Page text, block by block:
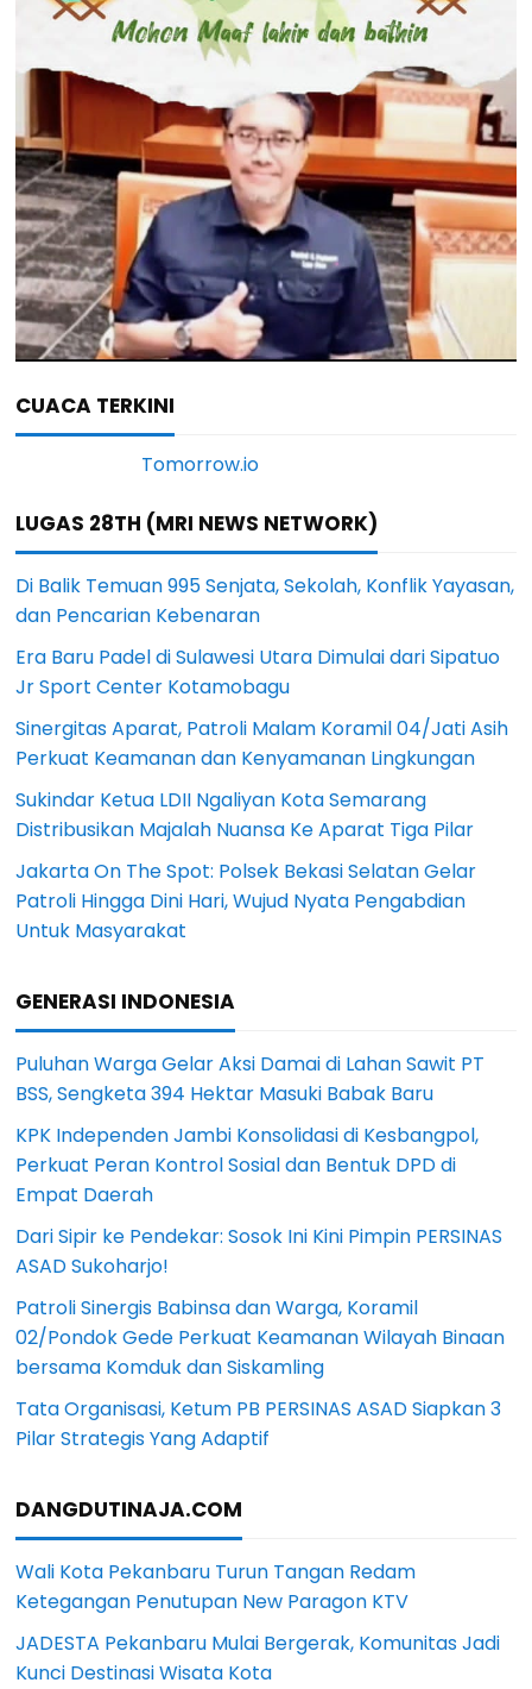
CUACA TERKINI
LUGAS 28TH (MRI NEWS NETWORK)
Di Balik Temuan 995 Senjata, Sekolah, Konflik Yayasan,
dan Pencarian Kebenaran
Era Baru Padel di Sulawesi Utara Dimulai dari Sipatuo
Jr Sport Center Kotamobagu
Sinergitas Aparat, Patroli Malam Koramil 04/Jati Asih
Perkuat Keamanan dan Kenyamanan Lingkungan
Sukindar Ketua LDII Ngaliyan Kota Semarang
Distribusikan Majalah Nuansa Ke Aparat Tiga Pilar
Jakarta On The Spot: Polsek Bekasi Selatan Gelar
Patroli Hingga Dini Hari, Wujud Nyata Pengabdian
Untuk Masyarakat
GENERASI INDONESIA
Puluhan Warga Gelar Aksi Damai di Lahan Sawit PT
BSS, Sengketa 394 Hektar Masuki Babak Baru
KPK Independen Jambi Konsolidasi di Kesbangpol,
Perkuat Peran Kontrol Sosial dan Bentuk DPD di
Empat Daerah
Dari Sipir ke Pendekar: Sosok Ini Kini Pimpin PERSINAS
ASAD Sukoharjo!
Patroli Sinergis Babinsa dan Warga, Koramil
02/Pondok Gede Perkuat Keamanan Wilayah Binaan
bersama Komduk dan Siskamling
Tata Organisasi, Ketum PB PERSINAS ASAD Siapkan 3
Pilar Strategis Yang Adaptif
DANGDUTINAJA.COM
Wali Kota Pekanbaru Turun Tangan Redam
Ketegangan Penutupan New Paragon KTV
JADESTA Pekanbaru Mulai Bergerak, Komunitas Jadi
Kunci Destinasi Wisata Kota